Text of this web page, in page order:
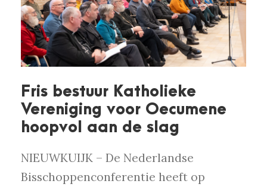
Fris bestuur Katholieke
Vereniging voor Oecumene
hoopvol aan de slag
NIEUWKUIJK – De Nederlandse
Bisschoppenconferentie heeft op